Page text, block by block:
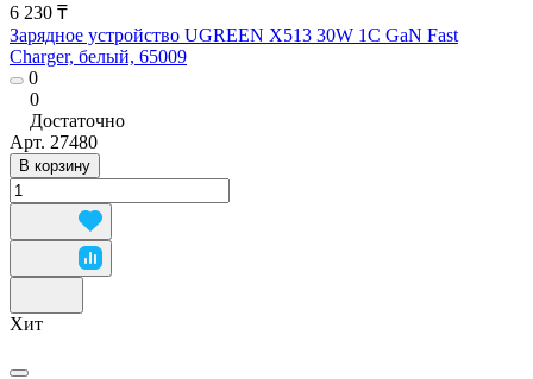
6 230 ₸
Зарядное устройство UGREEN X513 30W 1C GaN Fast
Charger, белый, 65009
0
0
Достаточно
Арт. 27480
В корзину
Хит